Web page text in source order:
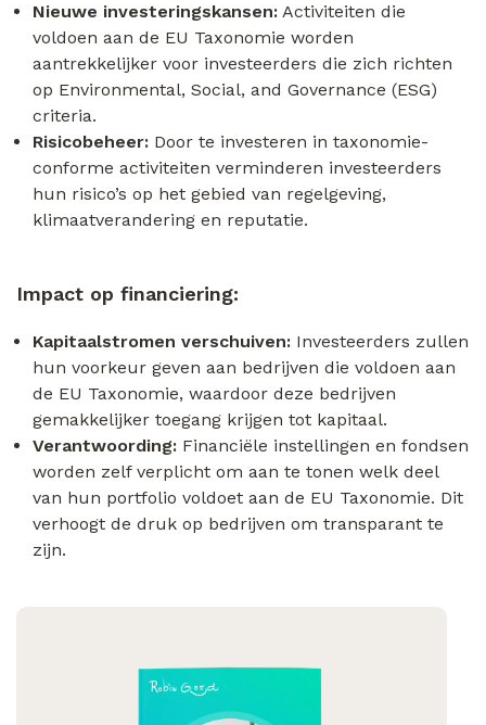
Nieuwe investeringskansen: Activiteiten die
voldoen aan de EU Taxonomie worden
aantrekkelijker voor investeerders die zich richten
op Environmental, Social, and Governance (ESG)
criteria.
Risicobeheer: Door te investeren in taxonomie-
conforme activiteiten verminderen investeerders
hun risico’s op het gebied van regelgeving,
klimaatverandering en reputatie.
Impact op financiering:
Kapitaalstromen verschuiven: Investeerders zullen
hun voorkeur geven aan bedrijven die voldoen aan
de EU Taxonomie, waardoor deze bedrijven
gemakkelijker toegang krijgen tot kapitaal.
Verantwoording: Financiële instellingen en fondsen
worden zelf verplicht om aan te tonen welk deel
van hun portfolio voldoet aan de EU Taxonomie. Dit
verhoogt de druk op bedrijven om transparant te
zijn.